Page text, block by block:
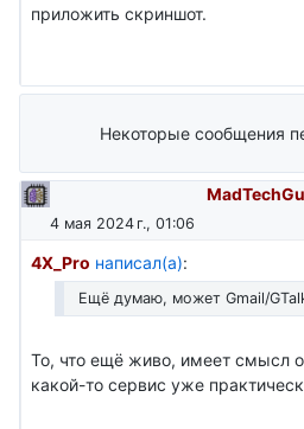
приложить скриншот.
Ребята, давайте жить спокойно!
Некоторые сообщения
4 мая 2024 г., 01:06
4X_Pro написал(а):
Ещё думаю, может Gmail/
То, что ещё живо, имеет смысл
какой-то сервис уже